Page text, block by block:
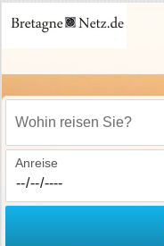
Wohin reisen Sie?
Anreise